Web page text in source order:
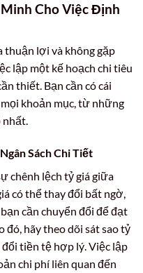
Cho Việc Định
thuận lợi và không gặp
lập một kế hoạch chi tiêu
thiết. Bạn cần có cái
khoản mục, từ những
nhất.
Sách Chi Tiết
chênh lệch tỷ giá giữa
có thể thay đổi bất ngờ,
cần chuyển đổi để đạt
đó, hãy theo dõi sát sao tỷ
tiền tệ hợp lý. Việc lập
chi phí liên quan đến